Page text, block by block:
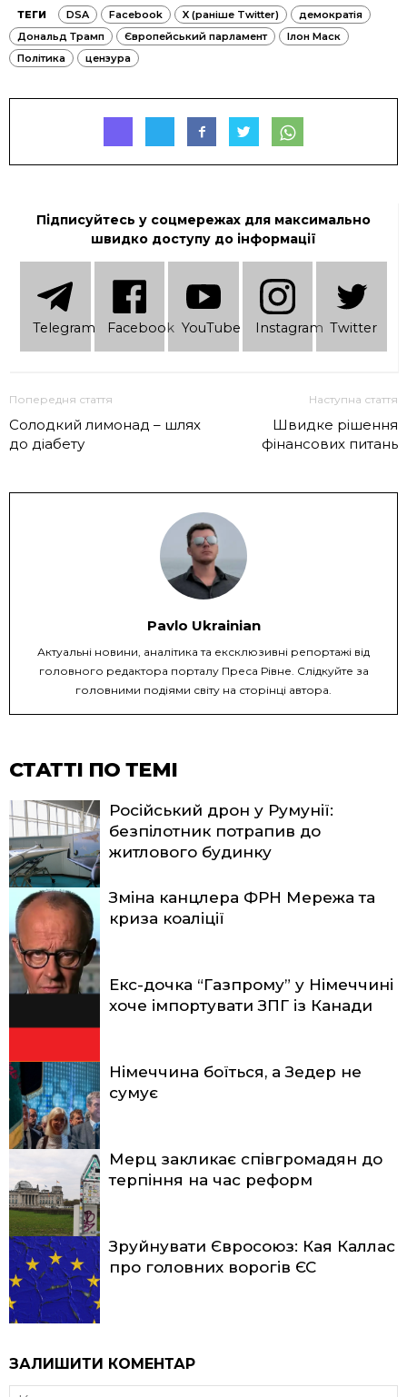
ТЕГИ DSA Facebook X (раніше Twitter)
демократія
Дональд Трамп
Європейський парламент
Ілон Маск
Політика
цензура
Підписуйтесь у соцмережах для максимально
швидко доступу до інформації
Telеgram Facebook YouTube Instagram Twitter
Попередня стаття
Солодкий лимонад – шлях
до діабету
Наступна стаття
Швидке рішення
фінансових питань
Pavlo Ukrainian
Актуальні новини, аналітика та ексклюзивні репортажі від
головного редактора порталу Преса Рівне. Слідкуйте за
головними подіями світу на сторінці автора.
СТАТТІ ПО ТЕМІ
Російський дрон у Румунії:
безпілотник потрапив до
житлового будинку
Зміна канцлера ФРН Мережа та
криза коаліції
Екс-дочка “Газпрому” у Німеччині
хоче імпортувати ЗПГ із Канади
Німеччина боїться, а Зедер не
сумує
Мерц закликає співгромадян до
терпіння на час реформ
Зруйнувати Євросоюз: Кая Каллас
про головних ворогів ЄС
ЗАЛИШИТИ КОМЕНТАР